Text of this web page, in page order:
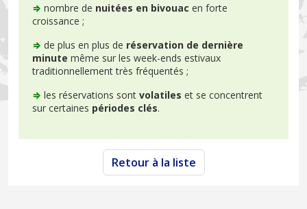
⇒ nombre de nuitées en bivouac en forte
croissance ;
⇒ de plus en plus de réservation de dernière
minute même sur les week-ends estivaux
traditionnellement très fréquentés ;
⇒ les réservations sont volatiles et se concentrent
sur certaines périodes clés.
Retour à la liste